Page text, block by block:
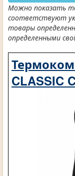
Можно показать
соответствуют
товары
определенными
CLASSIC